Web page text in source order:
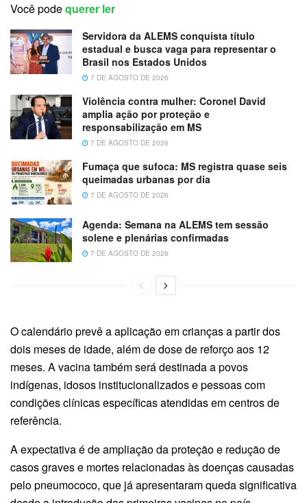
Você podequerer ler
Servidora da ALEMS conquista título
estadual e busca vaga para representar o
Brasil nos Estados Unidos
7 DE AGOSTO DE 2026
Violência contra mulher: Coronel David
amplia ação por proteção e
responsabilização em MS
7 DE AGOSTO DE 2026
Fumaça que sufoca: MS registra quase seis
queimadas urbanas por dia
7 DE AGOSTO DE 2026
Agenda: Semana na ALEMS tem sessão
solene e plenárias confirmadas
7 DE AGOSTO DE 2026
O calendário prevê a aplicação em crianças a partir dos
dois meses de idade, além de dose de reforço aos 12
meses. A vacina também será destinada a povos
indígenas, idosos institucionalizados e pessoas com
condições clínicas específicas atendidas em centros de
referência.
A expectativa é de ampliação da proteção e redução de
casos graves e mortes relacionadas às doenças causadas
pelo pneumococo, que já apresentaram queda significativa